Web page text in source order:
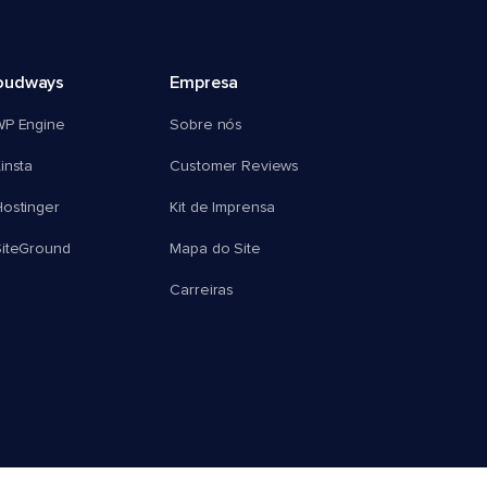
Engine
Empresa
Sobre nós
Customer Reviews
Kit de Imprensa
Mapa do Site
Carreiras